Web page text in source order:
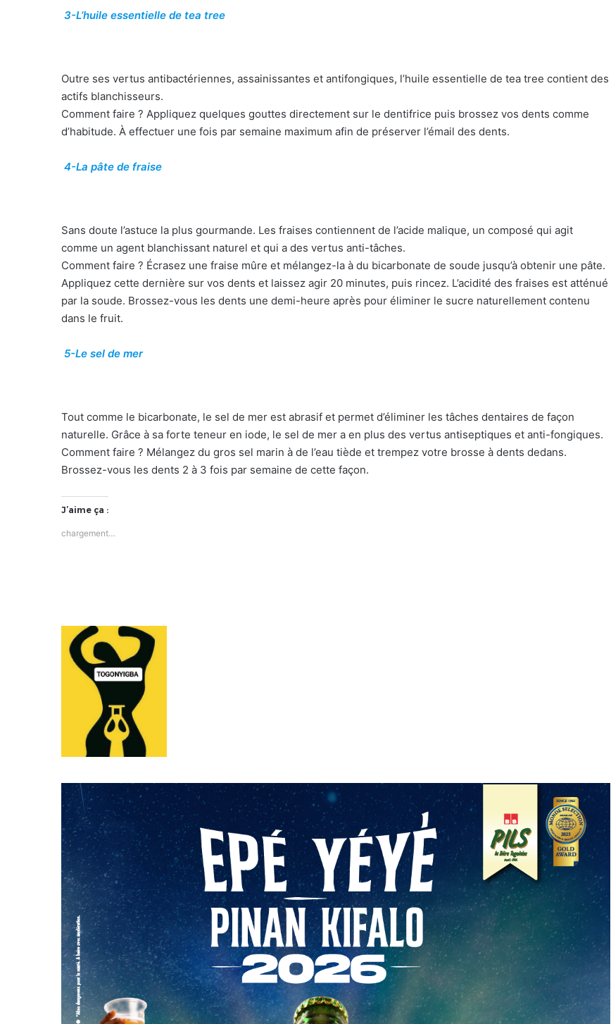
3-L’huile essentielle de tea tree
Outre ses vertus antibactériennes, assainissantes et antifongiques, l’huile essentielle de tea tree contient des
actifs blanchisseurs.
Comment faire ? Appliquez quelques gouttes directement sur le dentifrice puis brossez vos dents comme
d’habitude. À effectuer une fois par semaine maximum afin de préserver l’émail des dents.
4-La pâte de fraise
Sans doute l’astuce la plus gourmande. Les fraises contiennent de l’acide malique, un composé qui agit
comme un agent blanchissant naturel et qui a des vertus anti-tâches.
Comment faire ? Écrasez une fraise mûre et mélangez-la à du bicarbonate de soude jusqu’à obtenir une pâte.
Appliquez cette dernière sur vos dents et laissez agir 20 minutes, puis rincez. L’acidité des fraises est atténué
par la soude. Brossez-vous les dents une demi-heure après pour éliminer le sucre naturellement contenu
dans le fruit.
5-Le sel de mer
Tout comme le bicarbonate, le sel de mer est abrasif et permet d’éliminer les tâches dentaires de façon
naturelle. Grâce à sa forte teneur en iode, le sel de mer a en plus des vertus antiseptiques et anti-fongiques.
Comment faire ? Mélangez du gros sel marin à de l’eau tiède et trempez votre brosse à dents dedans.
Brossez-vous les dents 2 à 3 fois par semaine de cette façon.
J’aime ça :
chargement…